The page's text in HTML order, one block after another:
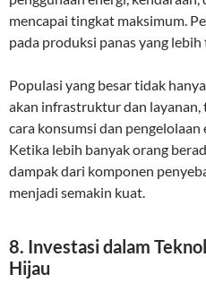
mencapai tingkat maksimum.
pada produksi panas yang lebih
Populasi yang besar tidak
akan infrastruktur dan
cara konsumsi dan
Ketika lebih banyak orang
dampak dari komponen
menjadi semakin kuat.
8. Investasi dalam
Hijau